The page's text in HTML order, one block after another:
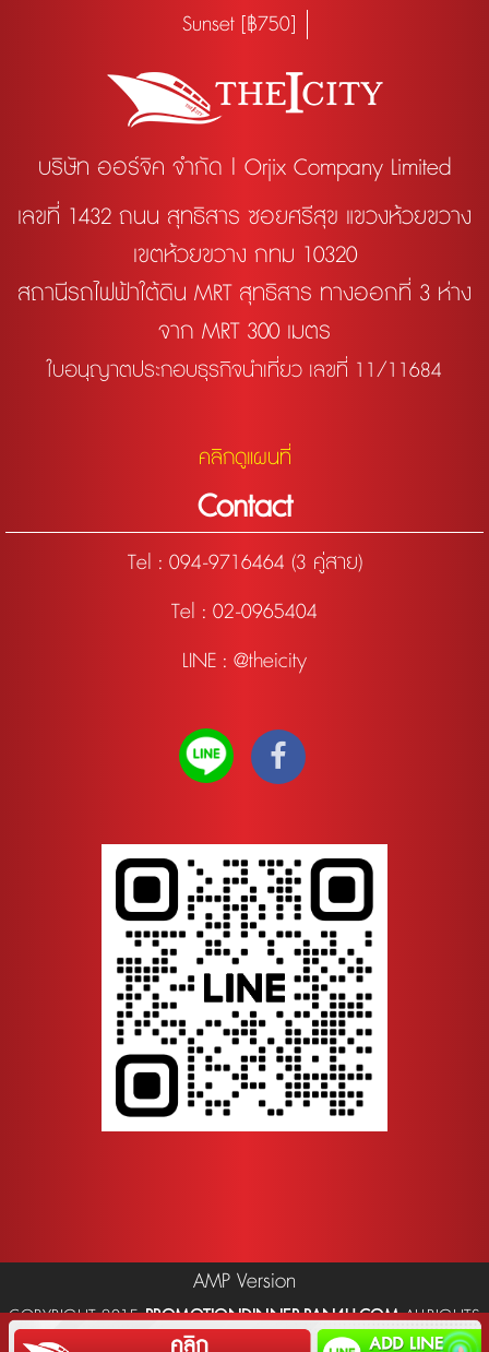
Sunset [฿750]
บริษัท ออร์จิค จำกัด | Orjix Company Limited
เลขที่ 1432 ถนน สุทธิสาร ซอยศรีสุข แขวงห้วยขวาง
เขตห้วยขวาง กทม 10320
สถานีรถไฟฟ้าใต้ดิน MRT สุทธิสาร ทางออกที่ 3 ห่าง
จาก MRT 300 เมตร
ใบอนุญาตประกอบธุรกิจนำเที่ยว เลขที่ 11/11684
คลิกดูแผนที่
Contact
Tel : 094-9716464 (3 คู่สาย)
Tel : 02-0965404
LINE : @theicity
AMP Version
COPYRIGHT 2015PROMOTIONDINNER.RAN4U.COMALLRIGHTS